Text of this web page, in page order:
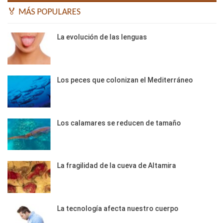
🏅 MÁS POPULARES
La evolución de las lenguas
Los peces que colonizan el Mediterráneo
Los calamares se reducen de tamaño
La fragilidad de la cueva de Altamira
La tecnología afecta nuestro cuerpo